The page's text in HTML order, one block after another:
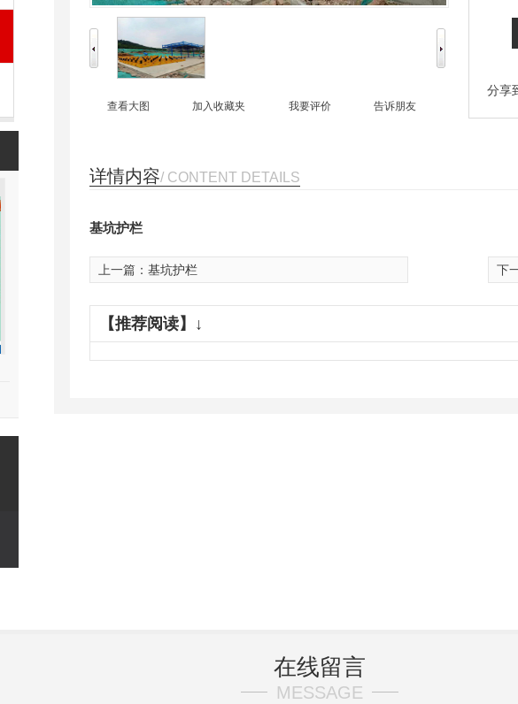
查看大图 加入收藏夹 我要评价 告诉朋友
分享
详情内容/ CONTENT DETAILS
基坑护栏
上一篇： 基坑护栏 下
【推荐阅读】↓
标签：基坑护栏
在线留言
MESSAGE